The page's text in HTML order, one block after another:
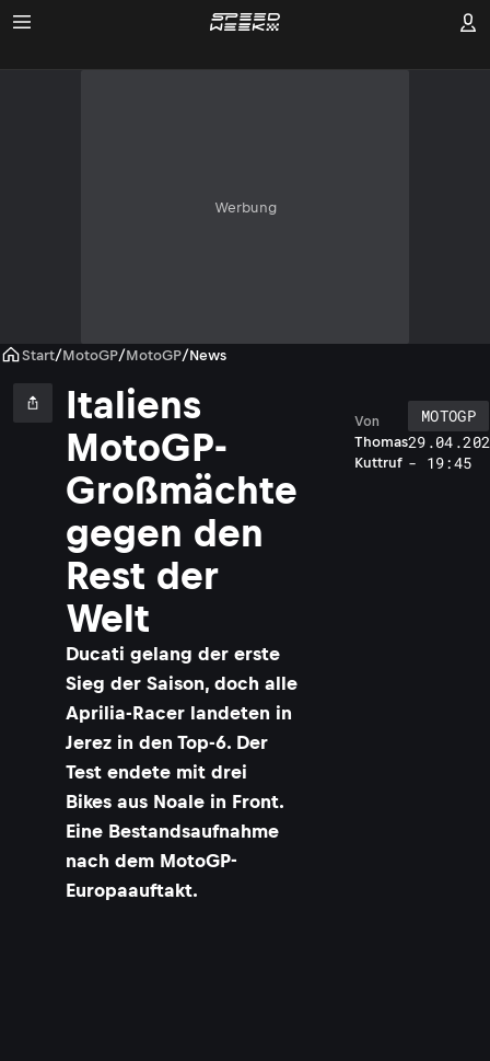
Werbung
Start/MotoGP/MotoGP/News
Italiens
MotoGP-
Großmächte
gegen den
Rest der
Welt
Ducati gelang der erste
Sieg der Saison, doch alle
Aprilia-Racer landeten in
Jerez in den Top-6. Der
Test endete mit drei
Bikes aus Noale in Front.
Eine Bestandsaufnahme
nach dem MotoGP-
Europaauftakt.
Thomas
Kuttruf
Von
MOTOGP
- 19:45